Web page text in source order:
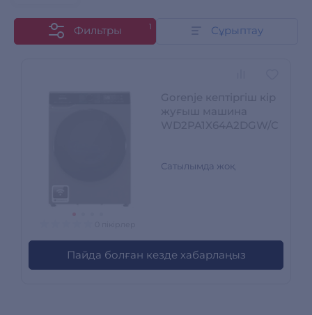
Фильтры 1 Сұрыптау
Сатылымда жоқ
Пайда болған кезде хабарлаңыз